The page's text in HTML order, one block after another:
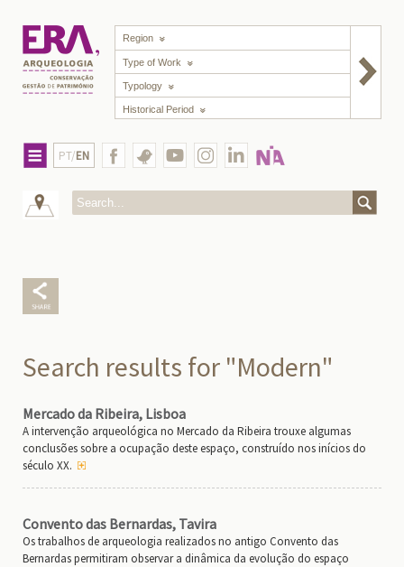
Region
Type of Work
Typology
Historical Period
PT/EN
Search results for "Modern"
Mercado da Ribeira, Lisboa
A intervenção arqueológica no Mercado da Ribeira trouxe algumas
conclusões sobre a ocupação deste espaço, construído nos inícios do
século XX.
Convento das Bernardas, Tavira
Os trabalhos de arqueologia realizados no antigo Convento das
Bernardas permitiram observar a dinâmica da evolução do espaço